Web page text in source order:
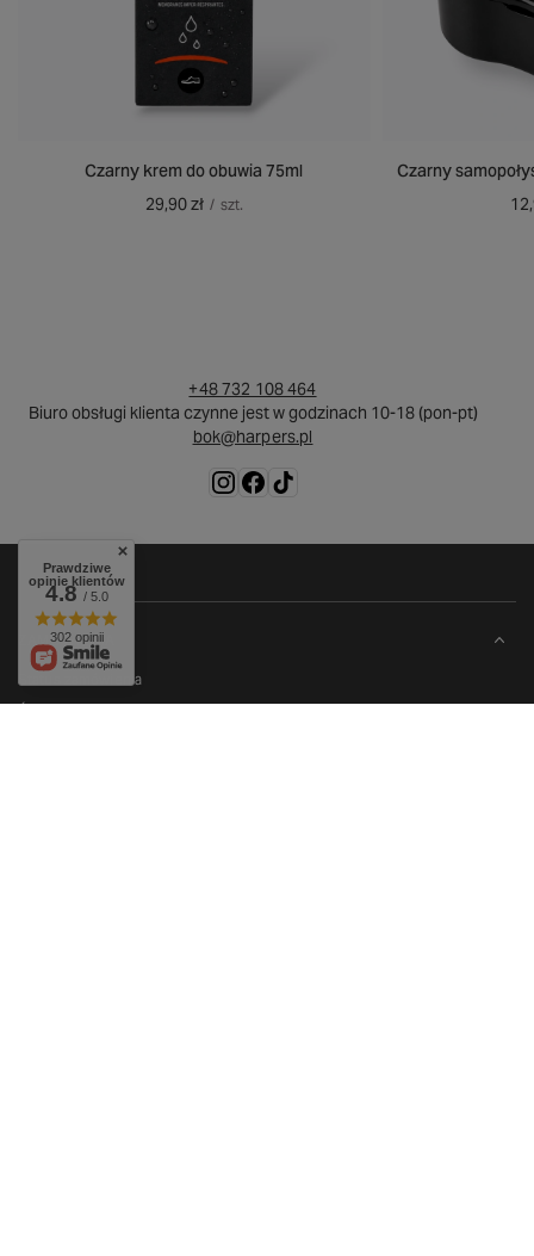
Czarny krem do obuwia 75ml
29,90 zł / szt.
Czarny
+48 732 108 464
Biuro obsługi klienta czynne jest w godzinach 10-18 (pon-pt)
bok@harpers.pl
ZAMÓWIENIA
Status zamówienia
Prawdziwe
opinie klientów
4.8/ 5.0
302 opinii